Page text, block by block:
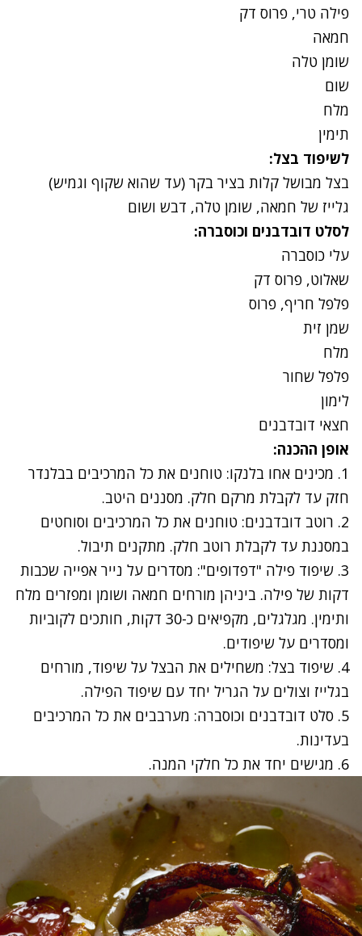
פילה טרי, פרוס דק
חמאה
שומן טלה
שום
מלח
תימין
לשיפוד בצל:
בצל מבושל קלות בציר בקר (עד שהוא שקוף וגמיש)
גלייז של חמאה, שומן טלה, דבש ושום
לסלט דובדבנים וכוסברה:
עלי כוסברה
שאלוט, פרוס דק
פלפל חריף, פרוס
שמן זית
מלח
פלפל שחור
לימון
חצאי דובדבנים
אופן ההכנה:
1. מכינים אחו בלנקו: טוחנים את כל המרכיבים בבלנדר
חזק עד לקבלת מרקם חלק. מסננים היטב.
2. רוטב דובדבנים: טוחנים את כל המרכיבים וסוחטים
במסננת עד לקבלת רוטב חלק. מתקנים תיבול.
3. שיפוד פילה "דפדופים": מסדרים על נייר אפייה שכבות
דקות של פילה. ביניהן מורחים חמאה ושומן ומפזרים מלח
ותימין. מגלגלים, מקפיאים כ-30 דקות, חותכים לקוביות
ומסדרים על שיפודים.
4. שיפוד בצל: משחילים את הבצל על שיפוד, מורחים
בגלייז וצולים על הגריל יחד עם שיפוד הפילה.
5. סלט דובדבנים וכוסברה: מערבבים את כל המרכיבים
בעדינות.
6. מגישים יחד את כל חלקי המנה.